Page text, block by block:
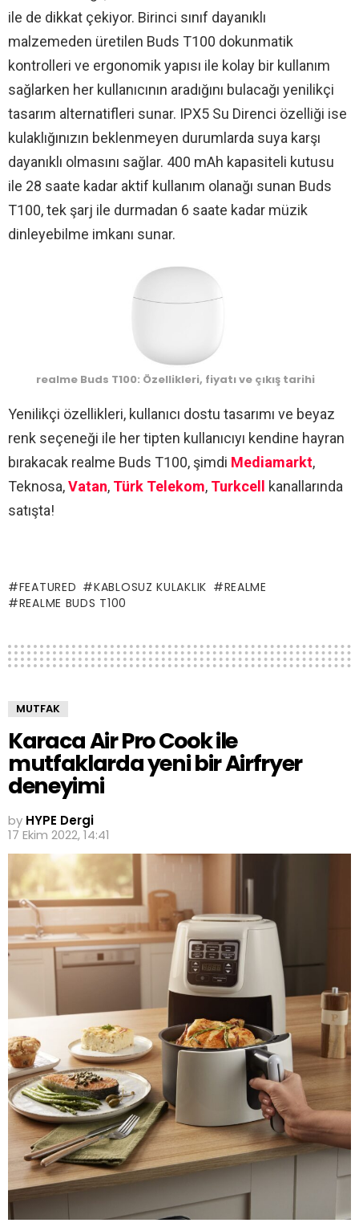
ile de dikkat çekiyor. Birinci sınıf dayanıklı
malzemeden üretilen Buds T100 dokunmatik
kontrolleri ve ergonomik yapısı ile kolay bir kullanım
sağlarken her kullanıcının aradığını bulacağı yenilikçi
tasarım alternatifleri sunar. IPX5 Su Direnci özelliği ise
kulaklığınızın beklenmeyen durumlarda suya karşı
dayanıklı olmasını sağlar. 400 mAh kapasiteli kutusu
ile 28 saate kadar aktif kullanım olanağı sunan Buds
T100, tek şarj ile durmadan 6 saate kadar müzik
dinleyebilme imkanı sunar.
realme Buds T100: Özellikleri, fiyatı ve çıkış tarihi
Yenilikçi özellikleri, kullanıcı dostu tasarımı ve beyaz
renk seçeneği ile her tipten kullanıcıyı kendine hayran
bırakacak realme Buds T100, şimdi Mediamarkt,
Teknosa,Vatan, Türk Telekom, Turkcell kanallarında
satışta!
FEATURED KABLOSUZ KULAKLIK
REALME
REALME BUDS T100
MUTFAK
Karaca Air Pro Cook ile
mutfaklarda yeni bir Airfryer
deneyimi
by HYPE Dergi
17 Ekim 2022, 14:41